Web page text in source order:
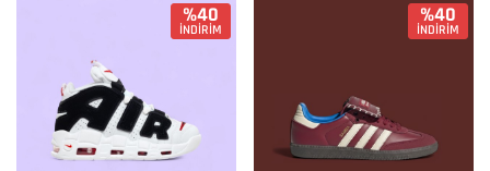
%40
İNDİRİM
%40
İNDİRİM